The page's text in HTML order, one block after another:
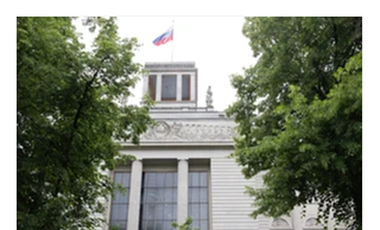
երկուստեք
հետաքրքրություն
ներկայացնող բոլոր
ոլորտներում. Փաշինյան